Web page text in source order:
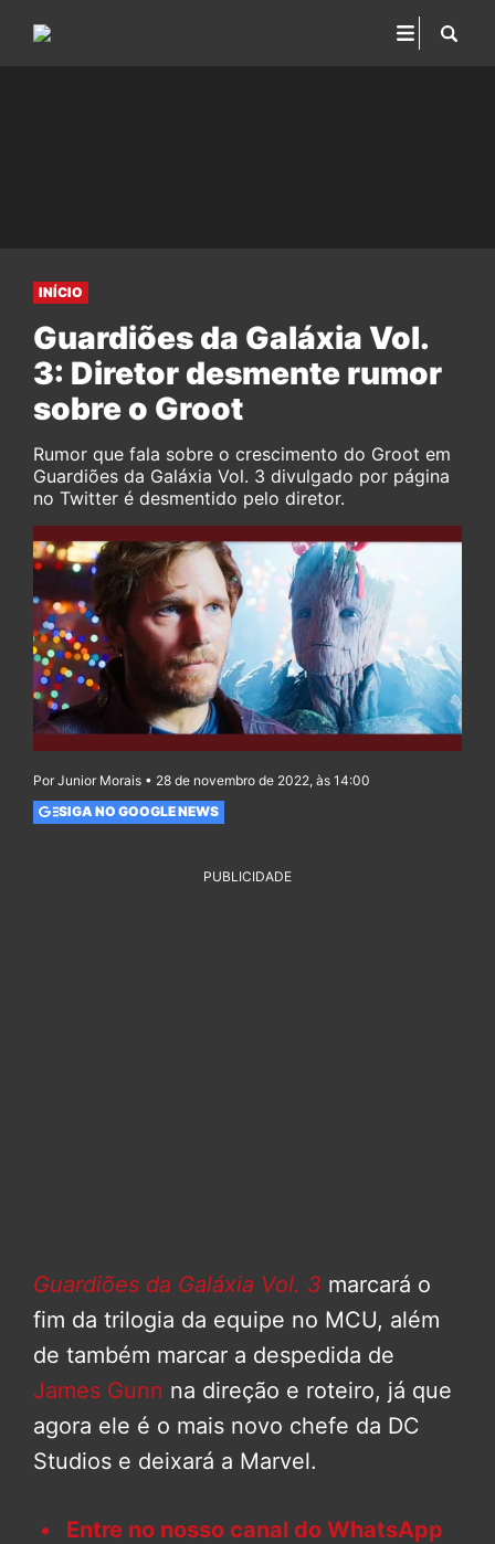
INÍCIO
Guardiões da Galáxia Vol.
3: Diretor desmente rumor
sobre o Groot
Rumor que fala sobre o crescimento do Groot em
Guardiões da Galáxia Vol. 3 divulgado por página
no Twitter é desmentido pelo diretor.
Por Junior Morais • 28 de novembro de 2022, às 14:00
SIGA NO GOOGLE NEWS
PUBLICIDADE
Guardiões da Galáxia Vol. 3 marcará o
fim da trilogia da equipe no MCU, além
de também marcar a despedida de
James Gunn na direção e roteiro, já que
agora ele é o mais novo chefe da DC
Studios e deixará a Marvel.
Entre no nosso canal do WhatsApp